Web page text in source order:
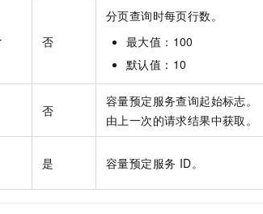
否
分页查询时每页行数。
最大值：100
默认值：10
否
容量预定服务查询起始标志。
由上一次的请求结果中获取。
是 容量预定服务 ID。